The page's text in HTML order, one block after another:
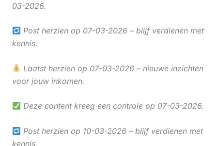
03-2026.
Post herzien op 07-03-2026 – blijf verdienen met
kennis.
Laatst herzien op 07-03-2026 – nieuwe inzichten
voor jouw inkomen.
Deze content kreeg een controle op 07-03-2026.
Post herzien op 10-03-2026 – blijf verdienen met
kennis.